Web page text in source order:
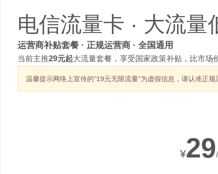
电信流量卡 · 大流量
运营商补贴套餐 · 正规运营商 · 全国通用
当前主推29元起大流量套餐，享受国家政策补贴，比市场
温馨提示网络上宣传的"19元无限流量"为虚假信息，请认准正规
¥29